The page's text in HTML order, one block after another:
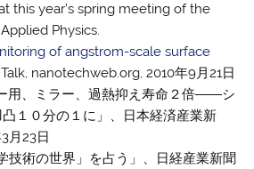
this year’s spring meeting of the
Physics.
of angstrom-scale surface
nanotechweb.org, 2010年9月21日
用、ミラー、過熱抑え寿命２倍――シ
１０分の１に」、日本経済産業新
月23日
技術の世界」を占う」、日経産業新聞